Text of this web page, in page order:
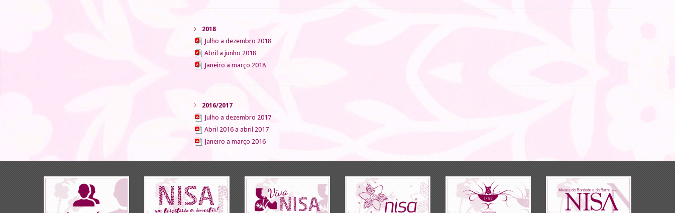
2018
Julho a dezembro 2018
Abril a junho 2018
Janeiro a março 2018
2016/2017
Julho a dezembro 2017
Abril 2016 a abril 2017
Janeiro a março 2016